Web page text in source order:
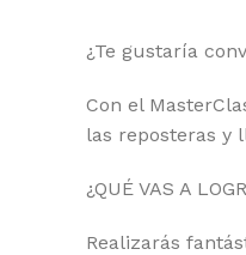
¿Te gustaría
Con el
las reposteras y
¿QUÉ VAS A
Realizarás